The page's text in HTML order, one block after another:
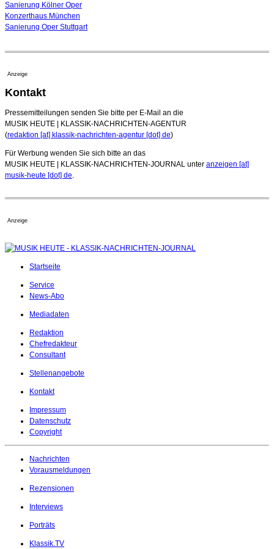
Sanierung Kölner Oper
Konzerthaus München
Sanierung Oper Stuttgart
Anzeige
Kontakt
Pressemitteilungen senden Sie bitte per E-Mail an die
MUSIK HEUTE | KLASSIK-NACHRICHTEN-AGENTUR
(redaktion [at] klassik-nachrichten-agentur [dot] de)
Für Werbung wenden Sie sich bitte an das
MUSIK HEUTE | KLASSIK-NACHRICHTEN-JOURNAL unter anzeigen [at]
musik-heute [dot] de.
Anzeige
Startseite
Service
News-Abo
Mediadaten
Redaktion
Chefredakteur
Consultant
Stellenangebote
Kontakt
Impressum
Datenschutz
Copyright
Nachrichten
Vorausmeldungen
Rezensionen
Interviews
Porträts
Klassik.TV